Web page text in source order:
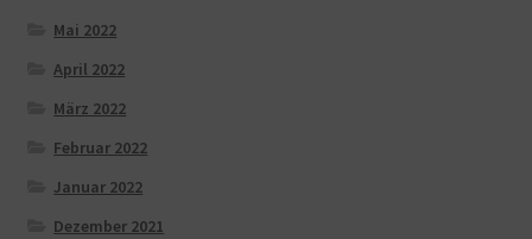
Mai 2022
April 2022
März 2022
Februar 2022
Januar 2022
Dezember 2021